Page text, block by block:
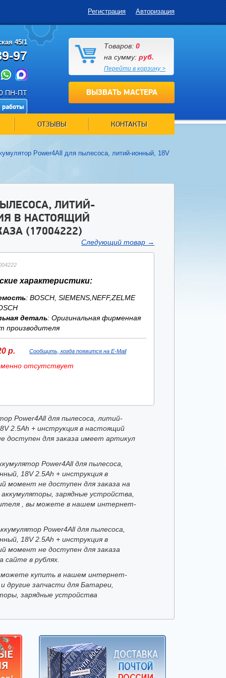
Регистрация Авторизация
45/1
97
ПН-ПТ
Товаров: 0
на сумму: руб.
Перейти в корзину >
ВЫЗВАТЬ МАСТЕРА
ОТЗЫВЫ КОНТАКТЫ
Power4All для пылесоса, литий-ионный, 18V
ЛИТИЙ-
В НАСТОЯЩИЙ
(17004222)
Следующий товар →
характеристики:
: BOSCH, SIEMENS,NEFF,ZELME
деталь: Оригинальная фирменная
производителя
р. Сообщить, когда появится на E-Mail
отсутствует
Power4All для пылесоса, литий-
2.5Ah + инструкция в настоящий
доступен для заказа имеет артикул
Power4All для пылесоса,
18V 2.5Ah + инструкция в
момент не доступен для заказа на
зарядные устройства,
, вы можете в нашем интернет-
Power4All для пылесоса,
18V 2.5Ah + инструкция в
момент не доступен для заказа
сайте в рублях.
купить в нашем интернет-
другие запчасти для Батареи,
зарядные устройства